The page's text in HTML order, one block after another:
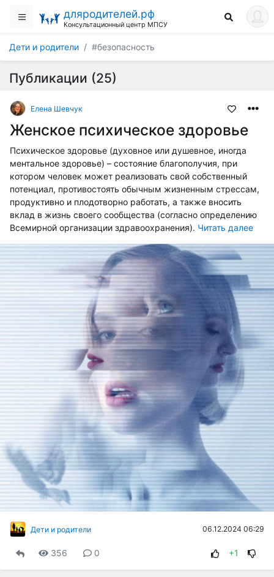
дляродителей.рф
Консультационный центр МПСУ
Дети и родители #безопасность
Публикации (25)
Елена Шевчук
Женское психическое здоровье
Психическое здоровье (духовное или душевное, иногда
ментальное здоровье) – состояние благополучия, при
котором человек может реализовать свой собственный
потенциал, противостоять обычным жизненным стрессам,
продуктивно и плодотворно работать, а также вносить
вклад в жизнь своего сообщества (согласно определению
Всемирной организации здравоохранения). Читать далее
Дети и родители 06.12.2024 06:29
356 0 +1